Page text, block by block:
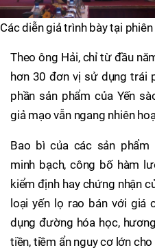
Các diễn giả trình bày tại
Theo ông Hải, chỉ từ đầu
hơn 30 đơn vị sử dụng trái
phần sản phẩm của Yến
giả mạo vẫn ngang nhiên
Bao bì của các sản
minh bạch, công bố hàm
kiểm định hay chứng nhận
loại yến lọ rao bán với giá
dụng đường hóa học,
tiền, tiềm ẩn nguy cơ lớn